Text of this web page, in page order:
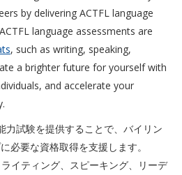
by delivering ACTFL language
language assessments are
, such as writing, speaking,
a brighter future for yourself with
and accelerate your
力試験を提供することで、バイリン
必要な資格取得を支援します。
イティング、スピーキング、リーデ